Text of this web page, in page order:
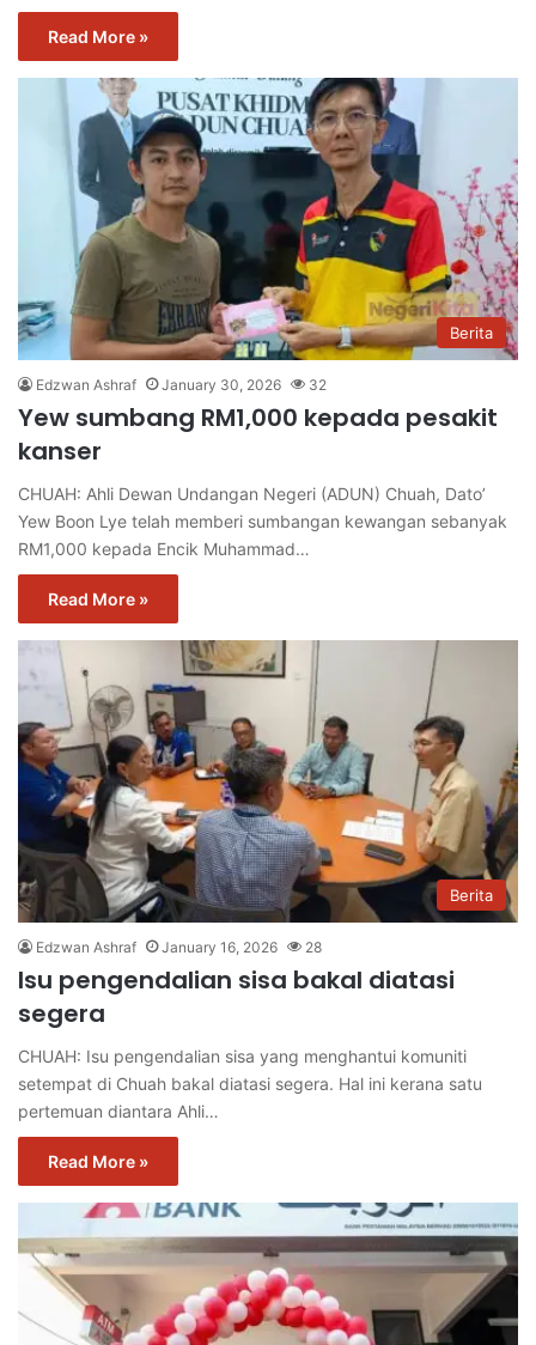
Read More »
Berita
Edzwan Ashraf January 30, 2026 32
Yew sumbang RM1,000 kepada pesakit
kanser
CHUAH: Ahli Dewan Undangan Negeri (ADUN) Chuah, Dato’
Yew Boon Lye telah memberi sumbangan kewangan sebanyak
RM1,000 kepada Encik Muhammad…
Read More »
Berita
Edzwan Ashraf January 16, 2026 28
Isu pengendalian sisa bakal diatasi
segera
CHUAH: Isu pengendalian sisa yang menghantui komuniti
setempat di Chuah bakal diatasi segera. Hal ini kerana satu
pertemuan diantara Ahli…
Read More »